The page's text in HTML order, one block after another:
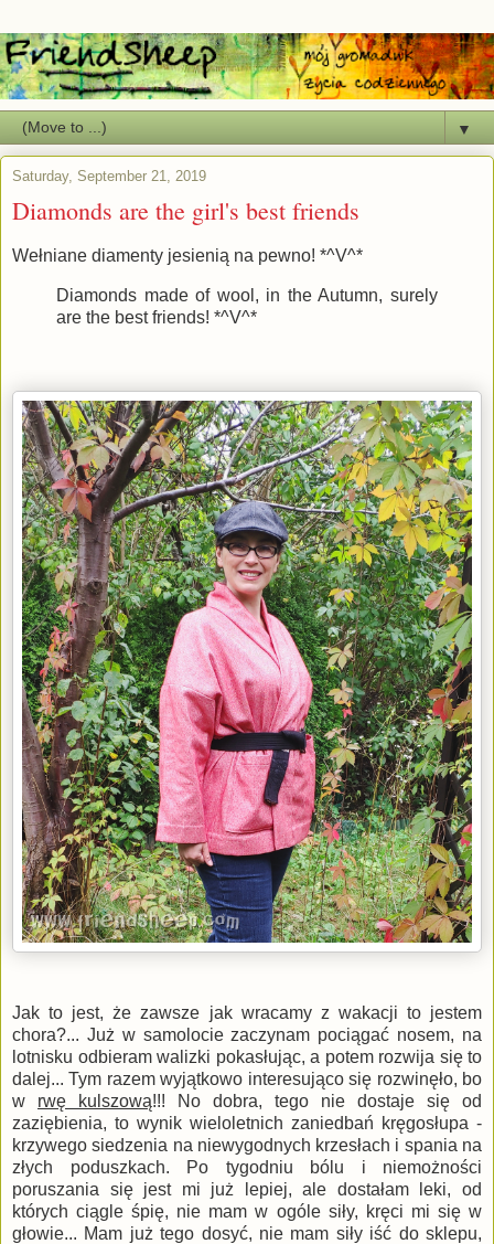
▼
Saturday, September 21, 2019
Diamonds are the girl's best friends
Wełniane diamenty jesienią na pewno! *^V^*
Diamonds made of wool, in the Autumn, surely
are the best friends! *^V^*
Jak to jest, że zawsze jak wracamy z wakacji to jestem
chora?... Już w samolocie zaczynam pociągać nosem, na
lotnisku odbieram walizki pokasłując, a potem rozwija się to
dalej... Tym razem wyjątkowo interesująco się rozwinęło, bo
w rwę kulszową!!! No dobra, tego nie dostaje się od
zaziębienia, to wynik wieloletnich zaniedbań kręgosłupa -
krzywego siedzenia na niewygodnych krzesłach i spania na
złych poduszkach. Po tygodniu bólu i niemożności
poruszania się jest mi już lepiej, ale dostałam leki, od
których ciągle śpię, nie mam w ogóle siły, kręci mi się w
głowie... Mam już tego dosyć, nie mam siły iść do sklepu,